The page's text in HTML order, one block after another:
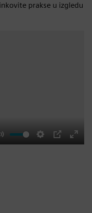
prakse u izgledu
Mute Settings
PIP
Enter